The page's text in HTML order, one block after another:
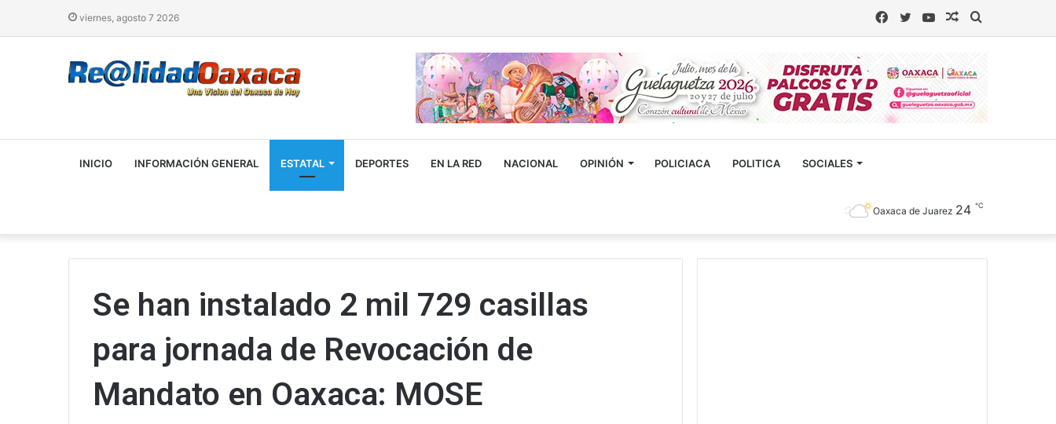
viernes, agosto 7 2026 Buscar
Artículo
YouTube
Twitter
Facebook
INICIO INFORMACIÓN GENERAL ESTATAL DEPORTES EN LA RED NACIONAL OPINIÓN POLICIACA POLITICA SOCIALES
Oaxaca de Juarez 24 ℃
Se han instalado 2 mil 729 casillas
para jornada de Revocación de
Mandato en Oaxaca: MOSE